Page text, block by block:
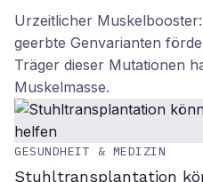
Urzeitlicher
geerbte Genvarianten
Träger dieser Mutationen
Muskelmasse.
GESUNDHEIT & MEDIZIN
Stuhltransplantation